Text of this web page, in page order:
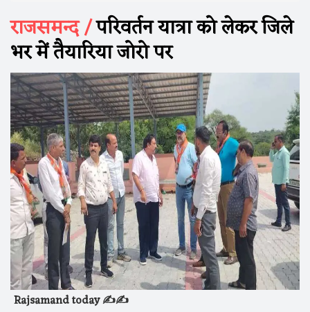
राजसमन्द /परिवर्तन यात्रा को लेकर जिले
भर में तैयारिया जोरो पर
Rajsamand today ✍️✍️